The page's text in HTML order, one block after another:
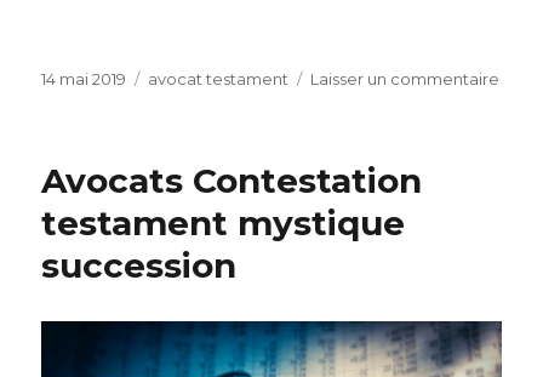
Publié
14 mai 2019 Catégories
avocat testament Laisser un commentaire
Avocats Contestation
testament mystique
succession